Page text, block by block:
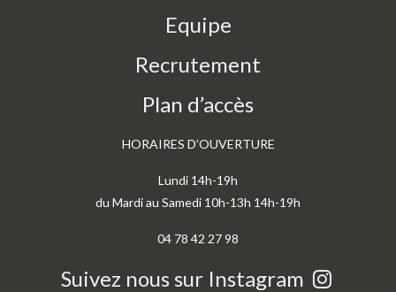
Equipe
Recrutement
Plan d’accès
HORAIRES D’OUVERTURE
Lundi 14h-19h
du Mardi au Samedi 10h-13h 14h-19h
04 78 42 27 98
Suivez nous sur Instagram